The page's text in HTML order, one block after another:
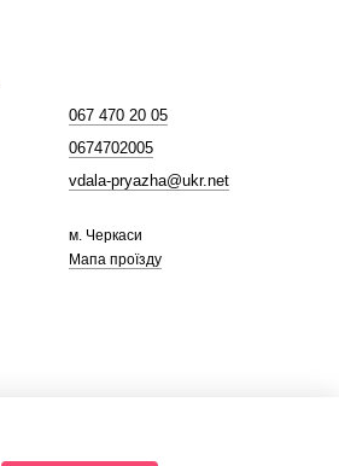
067 470 20 05
0674702005
vdala-pryazha@ukr.net
м. Черкаси
Мапа проїзду